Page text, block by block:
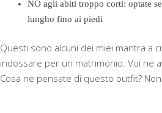
NO agli abiti troppo corti: optate
lungho fino ai piedi
Questi sono alcuni dei miei mantra a
indossare per un matrimonio. Voi ne
Cosa ne pensate di questo outfit?